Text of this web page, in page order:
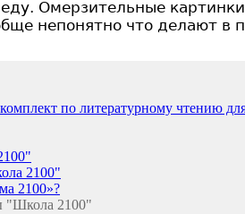
Омерзительные
непонятно что делают в
по литературному чтению
2100"
2100»?
"Школа 2100"